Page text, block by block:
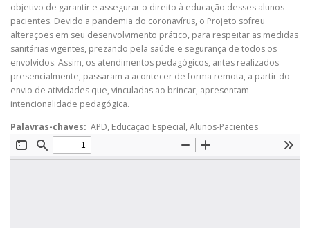
objetivo de garantir e assegurar o direito à educação desses alunos-
pacientes. Devido a pandemia do coronavírus, o Projeto sofreu
alterações em seu desenvolvimento prático, para respeitar as medidas
sanitárias vigentes, prezando pela saúde e segurança de todos os
envolvidos. Assim, os atendimentos pedagógicos, antes realizados
presencialmente, passaram a acontecer de forma remota, a partir do
envio de atividades que, vinculadas ao brincar, apresentam
intencionalidade pedagógica.
Palavras-chaves: APD, Educação Especial, Alunos-Pacientes